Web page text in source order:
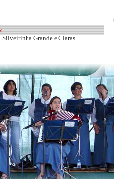
Silveirinha Grande e Claras